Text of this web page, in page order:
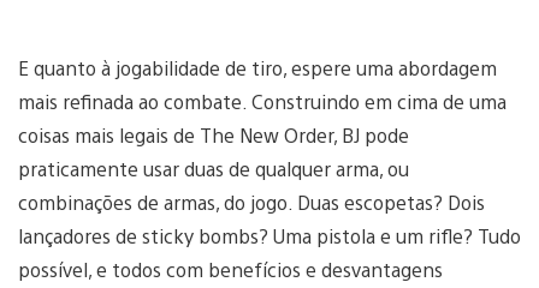
E quanto à jogabilidade de tiro, espere uma abordagem
mais refinada ao combate. Construindo em cima de uma
coisas mais legais de The New Order, BJ pode
praticamente usar duas de qualquer arma, ou
combinações de armas, do jogo. Duas escopetas? Dois
lançadores de sticky bombs? Uma pistola e um rifle? Tudo
possível, e todos com benefícios e desvantagens